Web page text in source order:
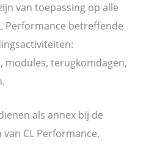
van toepassing op alle
Performance betreffende
modules, terugkomdagen,
als annex bij de
CL Performance.